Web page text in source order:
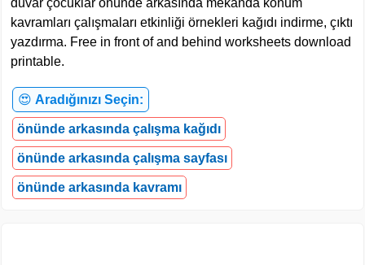
duvar çocuklar önünde arkasında mekanda konum
kavramları çalışmaları etkinliği örnekleri kağıdı indirme, çıktı
yazdırma. Free in front of and behind worksheets download
printable.
😍 Aradığınızı Seçin:
önünde arkasında çalışma kağıdı
önünde arkasında çalışma sayfası
önünde arkasında kavramı